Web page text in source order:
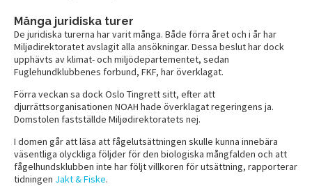
Många juridiska turer
De juridiska turerna har varit många. Både förra året och i år har
Miljødirektoratet avslagit alla ansökningar. Dessa beslut har dock
upphävts av klimat- och miljödepartementet, sedan
Fuglehundklubbenes forbund, FKF, har överklagat.
Förra veckan sa dock Oslo Tingrett sitt, efter att
djurrättsorganisationen NOAH hade överklagat regeringens ja.
Domstolen fastställde Miljødirektoratets nej.
I domen går att läsa att fågelutsättningen skulle kunna innebära
väsentliga olyckliga följder för den biologiska mångfalden och att
fågelhundsklubben inte har följt villkoren för utsättning, rapporterar
tidningen Jakt & Fiske.